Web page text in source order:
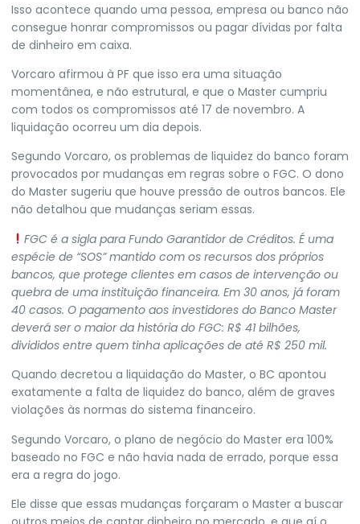
Isso acontece quando uma pessoa, empresa ou banco não
consegue honrar compromissos ou pagar dívidas por falta
de dinheiro em caixa.
Vorcaro afirmou à PF que isso era uma situação
momentânea, e não estrutural, e que o Master cumpriu
com todos os compromissos até 17 de novembro. A
liquidação ocorreu um dia depois.
Segundo Vorcaro, os problemas de liquidez do banco foram
provocados por mudanças em regras sobre o FGC. O dono
do Master sugeriu que houve pressão de outros bancos. Ele
não detalhou que mudanças seriam essas.
FGC é a sigla para Fundo Garantidor de Créditos. É uma
espécie de “SOS” mantido com os recursos dos próprios
bancos, que protege clientes em casos de intervenção ou
quebra de uma instituição financeira. Em 30 anos, já foram
40 casos. O pagamento aos investidores do Banco Master
deverá ser o maior da história do FGC: R$ 41 bilhões,
divididos entre quem tinha aplicações de até R$ 250 mil.
Quando decretou a liquidação do Master, o BC apontou
exatamente a falta de liquidez do banco, além de graves
violações às normas do sistema financeiro.
Segundo Vorcaro, o plano de negócio do Master era 100%
baseado no FGC e não havia nada de errado, porque essa
era a regra do jogo.
Ele disse que essas mudanças forçaram o Master a buscar